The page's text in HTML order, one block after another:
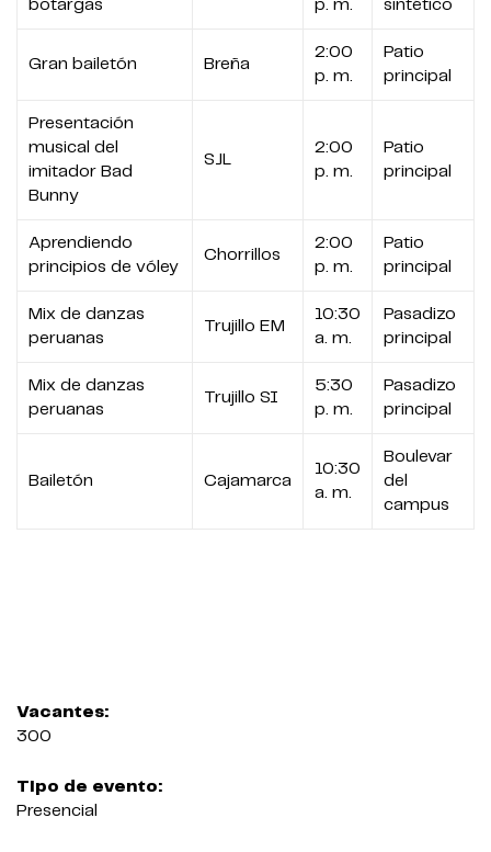
botargas
p. m.
sintético
Gran bailetón Breña
2:00
p. m.
Patio
principal
Presentación
musical del
imitador Bad
Bunny
SJL
2:00
p. m.
Patio
principal
Aprendiendo
principios de vóley
Chorrillos
2:00
p. m.
Patio
principal
Mix de danzas
peruanas
Trujillo EM
10:30
a. m.
Pasadizo
principal
Mix de danzas
peruanas
Trujillo SI
5:30
p. m.
Pasadizo
principal
Bailetón Cajamarca
10:30
a. m.
Boulevar
del
campus
Vacantes:
300
Tipo de evento:
Presencial